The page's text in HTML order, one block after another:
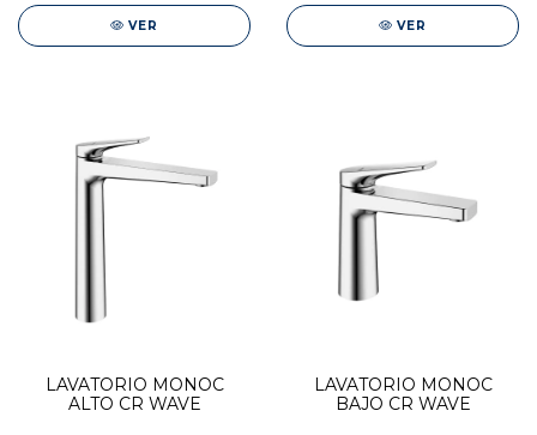
VER VER
LAVATORIO MONOC
ALTO CR WAVE
LAVATORIO MONOC
BAJO CR WAVE